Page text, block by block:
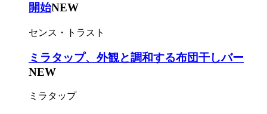
開始NEW
センス・トラスト
ミラタップ、外観と調和する布団干しバー
NEW
ミラタップ